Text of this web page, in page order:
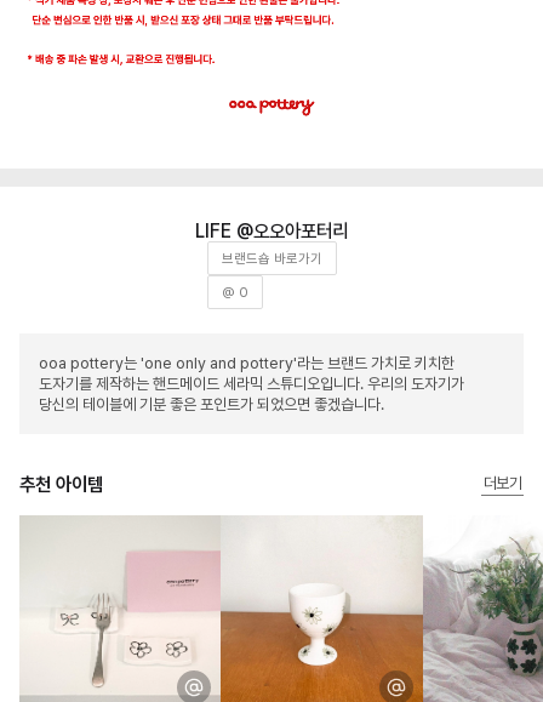
오오아포터리
브랜드숍 바로가기
@ 0
ooa pottery는 'one only and pottery'라는 브랜드 가치로 키치한
도자기를 제작하는 핸드메이드 세라믹 스튜디오입니다. 우리의 도자기가
당신의 테이블에 기분 좋은 포인트가 되었으면 좋겠습니다.
추천 아이템 더보기